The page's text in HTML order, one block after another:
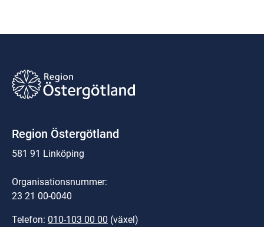
Region Östergötland
581 91 Linköping
Organisationsnummer:
23 21 00-0040
Telefon: 010-103 00 00 (växel)